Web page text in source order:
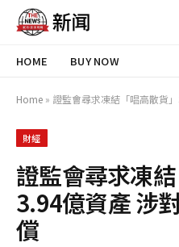
HOME BUY NOW
Home » 證監會尋求凍結「唱高散貨
財經
證監會尋求凍結
3.94億資產 涉
償